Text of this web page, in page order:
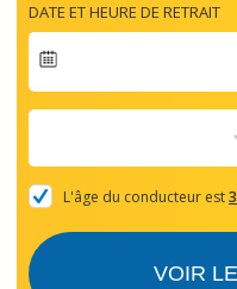
DATE ET HEURE DE RETRAIT
forward
with
the
and
L'âge du conducteur est
VOIR